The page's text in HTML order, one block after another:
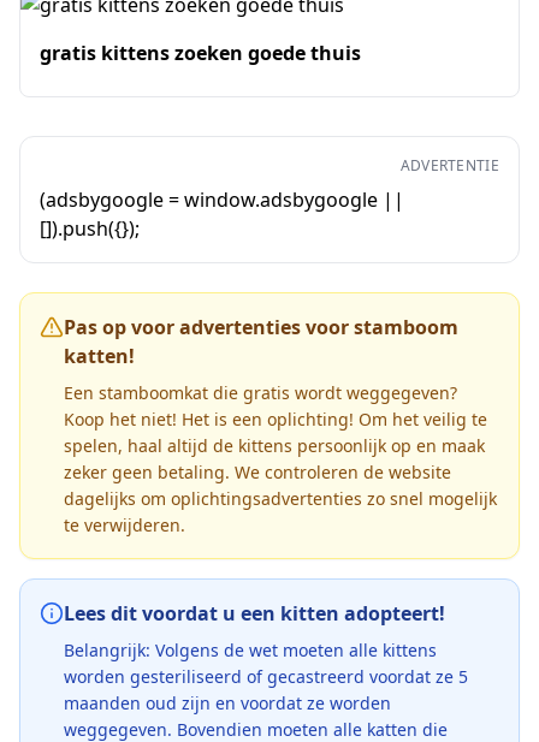
gratis kittens zoeken goede thuis
ADVERTENTIE
(adsbygoogle = window.adsbygoogle ||
[]).push({});
Pas op voor advertenties voor stamboom
katten!
Een stamboomkat die gratis wordt weggegeven?
Koop het niet! Het is een oplichting! Om het veilig te
spelen, haal altijd de kittens persoonlijk op en maak
zeker geen betaling. We controleren de website
dagelijks om oplichtingsadvertenties zo snel mogelijk
te verwijderen.
Lees dit voordat u een kitten adopteert!
Belangrijk: Volgens de wet moeten alle kittens
worden gesteriliseerd of gecastreerd voordat ze 5
maanden oud zijn en voordat ze worden
weggegeven. Bovendien moeten alle katten die